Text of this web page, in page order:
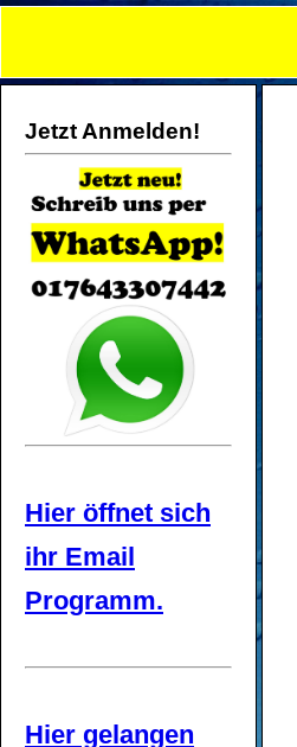
Jetzt Anmelden!
Hier öffnet sich
ihr Email
Programm.
Hier gelangen